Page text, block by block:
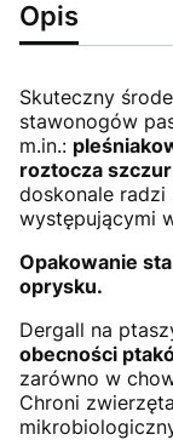
Opis
Skuteczny
stawonogów
m.in.:
roztocza
doskonale
występującymi
Opakowanie
oprysku.
Dergall na
obecności
zarówno w
Chroni